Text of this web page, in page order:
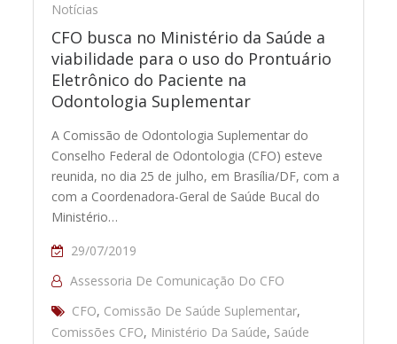
Notícias
CFO busca no Ministério da Saúde a
viabilidade para o uso do Prontuário
Eletrônico do Paciente na
Odontologia Suplementar
A Comissão de Odontologia Suplementar do
Conselho Federal de Odontologia (CFO) esteve
reunida, no dia 25 de julho, em Brasília/DF, com a
com a Coordenadora-Geral de Saúde Bucal do
Ministério…
29/07/2019
Assessoria De Comunicação Do CFO
CFO, Comissão De Saúde Suplementar,
Comissões CFO, Ministério Da Saúde, Saúde